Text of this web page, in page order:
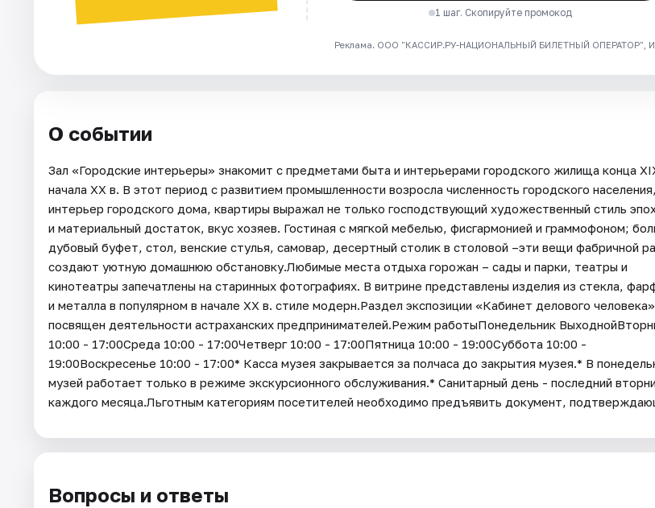
1 шаг. Скопируйте промокод
Реклама. ООО "КАССИР.РУ-НАЦИОНАЛЬНЫЙ БИЛЕТНЫЙ ОПЕРАТОР",
О событии
Зал «Городские интерьеры» знакомит с предметами быта и интерьерами городского жилища конца
начала XX в. В этот период с развитием промышленности возросла численность городского населения,
интерьер городского дома, квартиры выражал не только господствующий художественный стиль
и материальный достаток, вкус хозяев. Гостиная с мягкой мебелью, фисгармонией и граммофоном;
дубовый буфет, стол, венские стулья, самовар, десертный столик в столовой –эти вещи фабричной
создают уютную домашнюю обстановку.Любимые места отдыха горожан – сады и парки, театры и
кинотеатры запечатлены на старинных фотографиях. В витрине представлены изделия из стекла,
и металла в популярном в начале XX в. стиле модерн.Раздел экспозиции «Кабинет делового человека»
посвящен деятельности астраханских предпринимателей.Режим работыПонедельник
10:00 - 17:00Среда 10:00 - 17:00Четверг 10:00 - 17:00Пятница 10:00 - 19:00Суббота 10:00 -
19:00Воскресенье 10:00 - 17:00* Касса музея закрывается за полчаса до закрытия музея.* В
музей работает только в режиме экскурсионного обслуживания.* Санитарный день - последний
каждого месяца.Льготным категориям посетителей необходимо предъявить документ,
Вопросы и ответы